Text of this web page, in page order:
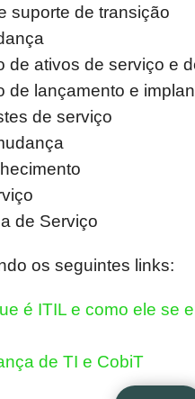
suporte de transição
de ativos de serviço e
de lançamento e
de serviço
de Serviço
os seguintes links:
é ITIL e como ele se
de TI e CobiT